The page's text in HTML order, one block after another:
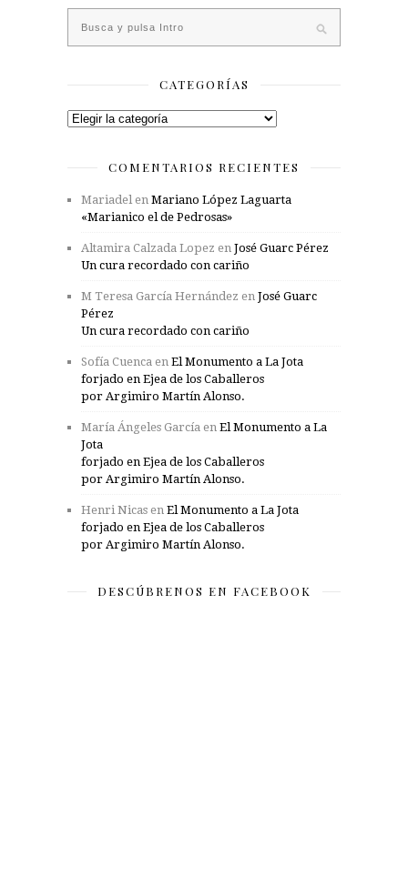
CATEGORÍAS
Categorías
COMENTARIOS RECIENTES
Mariadelen Mariano López Laguarta
«Marianico el de Pedrosas»
Altamira Calzada Lopez en José Guarc Pérez
Un cura recordado con cariño
M Teresa García Hernández en José Guarc
Pérez
Un cura recordado con cariño
Sofía Cuenca en El Monumento a La Jota
forjado en Ejea de los Caballeros
por Argimiro Martín Alonso.
María Ángeles García en El Monumento a La
Jota
forjado en Ejea de los Caballeros
por Argimiro Martín Alonso.
Henri Nicas en El Monumento a La Jota
forjado en Ejea de los Caballeros
por Argimiro Martín Alonso.
DESCÚBRENOS EN FACEBOOK